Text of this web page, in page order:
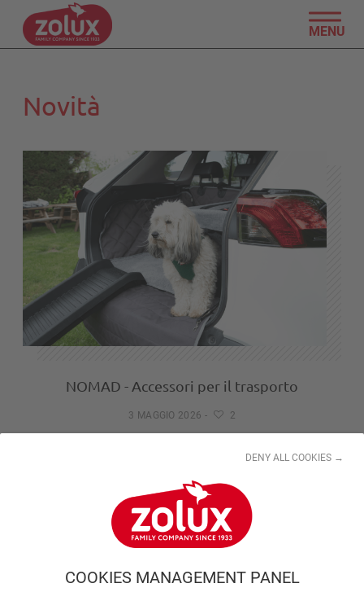
COOKIES MANAGEMENT PANEL
DENY ALL COOKIES →
MENU
Novità
NOMAD - Accessori per il trasporto
3 MAGGIO 2026 - 2